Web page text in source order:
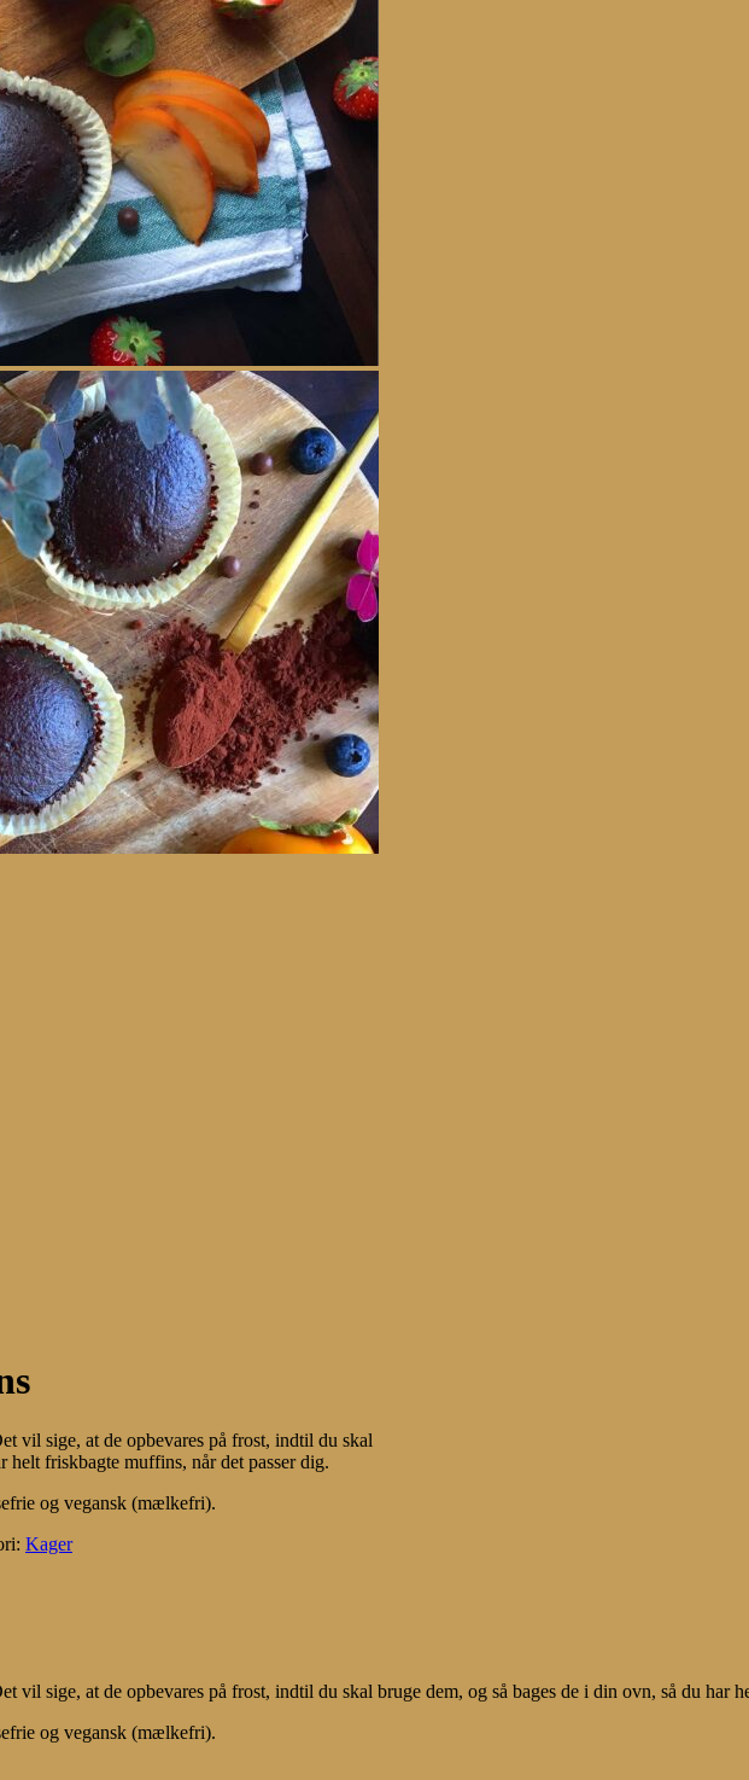
vil sige, at de opbevares på frost, indtil du skal
helt friskbagte muffins, når det passer dig.
og vegansk (mælkefri).
Kager
vil sige, at de opbevares på frost, indtil du skal bruge dem, og så bages de i din ovn, så du har
og vegansk (mælkefri).